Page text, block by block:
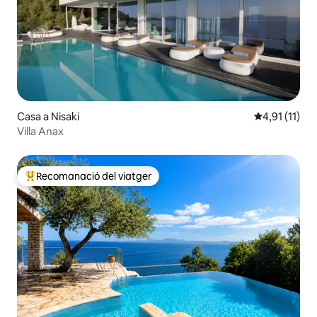
Casa a Nisaki 4,91 de
4,91 (11)
Villa Anax
Principals recomanacions dels viatgers
Recomanació del viatger